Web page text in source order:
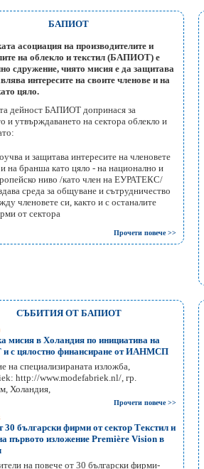
БАПИОТ
асоциация на производителите и
на облекло и текстил (БАПИОТ) е
сдружение, чиято мисия е да защитава
интересите на своите членове и на
цяло.
дейност БАПИОТ допринася за
и утвърждаването на сектора облекло и
и защитава интересите на членовете
на бранша като цяло - на национално и
ниво /като член на ЕУРАТЕКС/
среда за общуване и сътрудничество
членовете си, както и с останалите
от сектора
Прочети повече >>
СЪБИТИЯ ОТ БАПИОТ
мисия в Холандия по инициатива на
с цялостно финансиране от ИАНМСП
на специализираната изложба,
http://www.modefabriek.nl/, гр.
Холандия,
Прочети повече >>
30 български фирми от сектор Текстил и
първото изложение Première Vision в
на повече от 30 български фирми-